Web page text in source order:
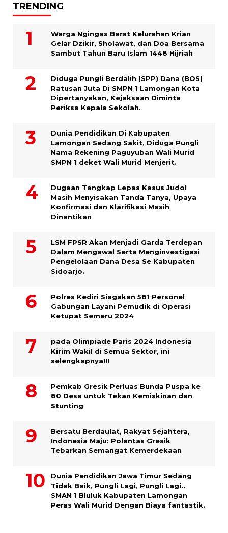
TRENDING
Warga Ngingas Barat Kelurahan Krian
Gelar Dzikir, Sholawat, dan Doa Bersama
Sambut Tahun Baru Islam 1448 Hijriah
Diduga Pungli Berdalih (SPP) Dana (BOS)
Ratusan Juta Di SMPN 1 Lamongan Kota
Dipertanyakan, Kejaksaan Diminta
Periksa Kepala Sekolah.
Dunia Pendidikan Di Kabupaten
Lamongan Sedang Sakit, Diduga Pungli
Nama Rekening Paguyuban Wali Murid
SMPN 1 deket Wali Murid Menjerit.
Dugaan Tangkap Lepas Kasus Judol
Masih Menyisakan Tanda Tanya, Upaya
Konfirmasi dan Klarifikasi Masih
Dinantikan
LSM FPSR Akan Menjadi Garda Terdepan
Dalam Mengawal Serta Menginvestigasi
Pengelolaan Dana Desa Se Kabupaten
Sidoarjo.
Polres Kediri Siagakan 581 Personel
Gabungan Layani Pemudik di Operasi
Ketupat Semeru 2024
pada Olimpiade Paris 2024 Indonesia
Kirim Wakil di Semua Sektor, ini
selengkapnya!!!
Pemkab Gresik Perluas Bunda Puspa ke
80 Desa untuk Tekan Kemiskinan dan
Stunting
Bersatu Berdaulat, Rakyat Sejahtera,
Indonesia Maju: Polantas Gresik
Tebarkan Semangat Kemerdekaan
Dunia Pendidikan Jawa Timur Sedang
Tidak Baik, Pungli Lagi, Pungli Lagi..
SMAN 1 Bluluk Kabupaten Lamongan
Peras Wali Murid Dengan Biaya fantastik.